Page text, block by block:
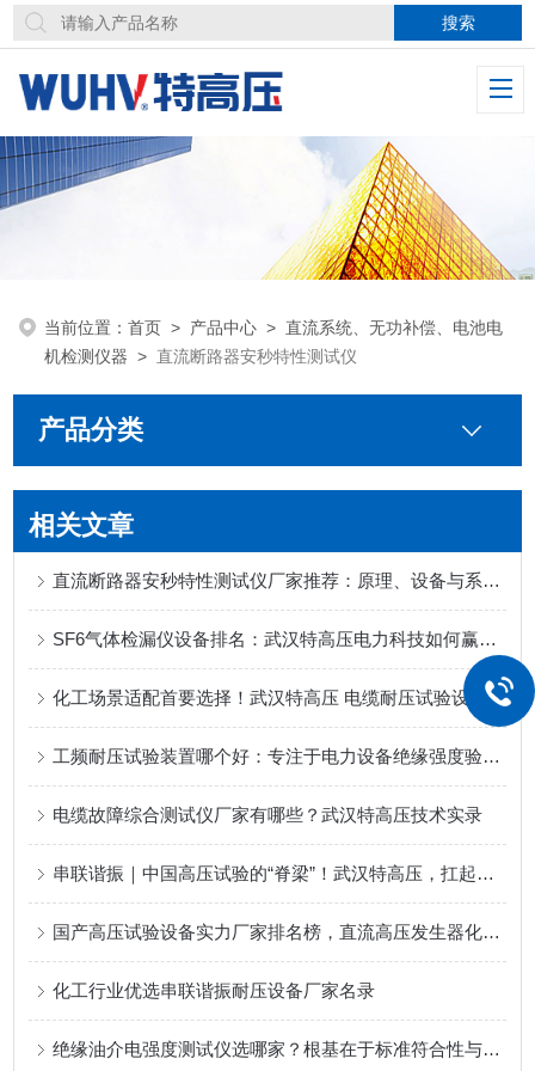
当前位置：首页 > 产品中心 >直流系统、无功补偿、电池电
机检测仪器 > 直流断路器安秒特性测试仪
产品分类
相关文章
直流断路器安秒特性测试仪厂家推荐：原理、设备与系统级验证
SF6气体检漏仪设备排名：武汉特高压电力科技如何赢得用户信赖
化工场景适配首要选择！武汉特高压 电缆耐压试验设备 进口级品质赢千企信赖
工频耐压试验装置哪个好：专注于电力设备绝缘强度验证的专业路径
电缆故障综合测试仪厂家有哪些？武汉特高压技术实录
串联谐振｜中国高压试验的“脊梁”！武汉特高压，扛起电力设备自主可控大旗
国产高压试验设备实力厂家排名榜，直流高压发生器化工耐压检测适配
化工行业优选串联谐振耐压设备厂家名录
绝缘油介电强度测试仪选哪家？根基在于标准符合性与操作安全性